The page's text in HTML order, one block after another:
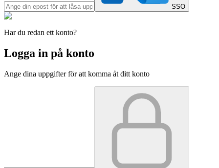
SSO
Har du redan ett konto?
Logga in på konto
Ange dina uppgifter för att komma åt ditt konto